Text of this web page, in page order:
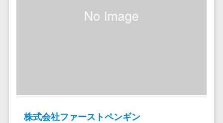
データセンター>
商品情報管理
広告効果測定
株式会社ファーストペンギン